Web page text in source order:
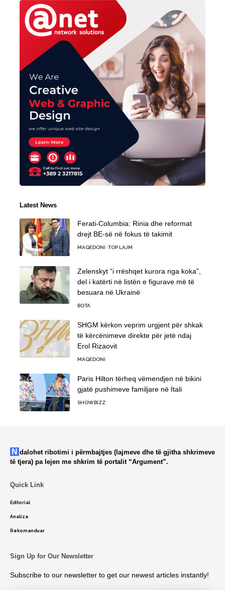
Latest News
Ferati-Columbia: Rinia dhe reformat
drejt BE-së në fokus të takimit
MAQEDONI TOP LAJM
Zelenskyt “i rrëshqet kurora nga koka”,
del i katërti në listën e figurave më të
besuara në Ukrainë
BOTA
SHGM kërkon veprim urgjent për shkak
të kërcënimeve direkte për jetë ndaj
Erol Rizaovit
MAQEDONI
Paris Hilton tërheq vëmendjen në bikini
gjatë pushimeve familjare në Itali
SHOWBIZZ
Ndalohet ribotimi i përmbajtjes (lajmeve dhe të gjitha shkrimeve
të tjera) pa lejen me shkrim të portalit “Argument”.
Quick Link
Editorial
Analiza
Rekomanduar
Sign Up for Our Newsletter
Subscribe to our newsletter to get our newest articles instantly!